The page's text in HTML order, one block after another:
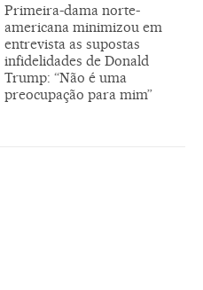
Primeira-dama norte-
americana minimizou em
entrevista as supostas
infidelidades de Donald
Trump: “Não é uma
preocupação para mim”